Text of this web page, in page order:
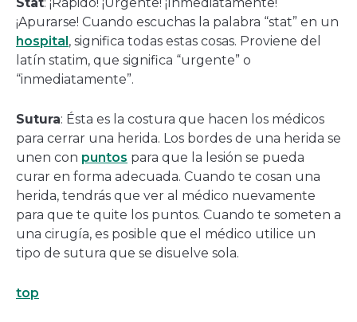
¡Apurarse! Cuando escuchas la palabra “stat” en un
hospital , significa todas estas cosas. Proviene del
latín statim, que significa “urgente” o
“inmediatamente”.
Sutura: Ésta es la costura que hacen los médicos
para cerrar una herida. Los bordes de una herida se
unen con puntos para que la lesión se pueda
curar en forma adecuada. Cuando te cosan una
herida, tendrás que ver al médico nuevamente
para que te quite los puntos. Cuando te someten a
una cirugía, es posible que el médico utilice un
tipo de sutura que se disuelve sola.
top